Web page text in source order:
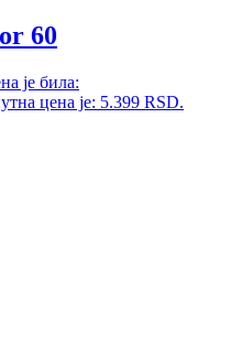
60
је била:
цена је: 5.399 RSD.